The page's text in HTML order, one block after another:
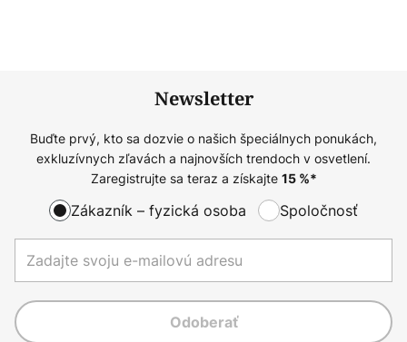
Newsletter
Buďte prvý, kto sa dozvie o našich špeciálnych ponukách,
exkluzívnych zľavách a najnovších trendoch v osvetlení.
Zaregistrujte sa teraz a získajte 15%*
Zákazník – fyzická osoba Spoločnosť
Odoberať